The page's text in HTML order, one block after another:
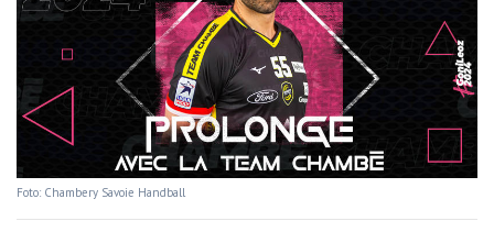
Foto: Chambery Savoie Handball